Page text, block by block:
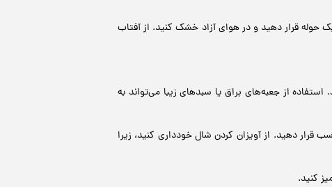
قرار دهید و در هوای آزاد خشک کنید. از آفتاب
از جعبه‌های براق یا سبدهای زیبا می‌تواند به
دهید. از آویزان کردن شال خودداری کنید، زیرا
کنید.